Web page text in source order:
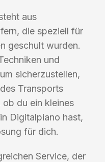
aus
die speziell für
geschult wurden.
und
sicherzustellen,
Transports
du ein kleines
Digitalpiano hast,
für dich.
Service, der